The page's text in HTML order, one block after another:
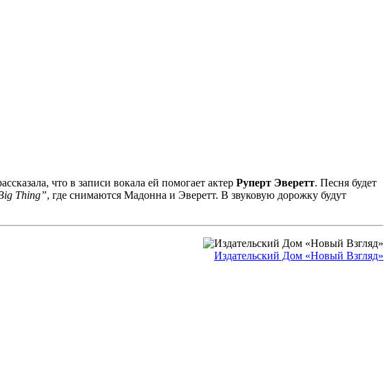
что в записи вокала ей помогает актер Руперт Эверетт. Песня будет
Thing”, где снимаются Мадонна и Эверетт. В звуковую дорожку будут
Издательский Дом «Новый Взгляд»